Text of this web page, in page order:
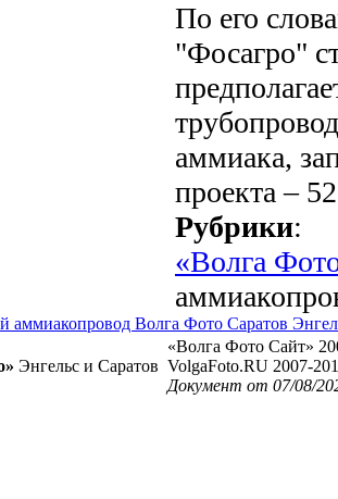
По его
"Фосагро"
аммиака,
проекта –
Рубрики:
«Волга
Волга Фото Саратов
Энгельс и Саратов
«Волга Фото Сайт»
VolgaFoto.RU 2007-
Документ от 07/08/